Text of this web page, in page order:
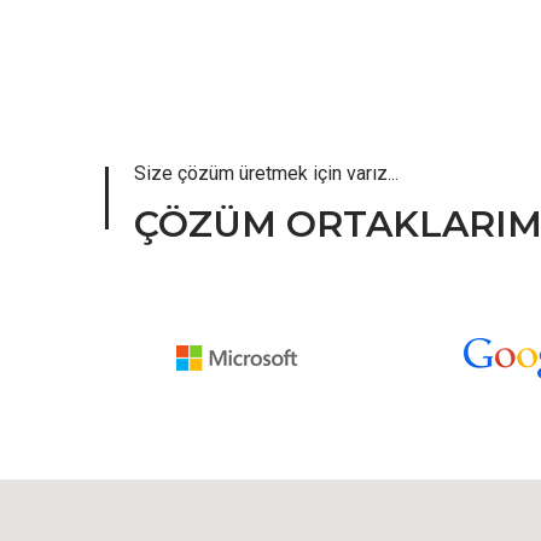
Size çözüm üretmek için varız...
ÇÖZÜM